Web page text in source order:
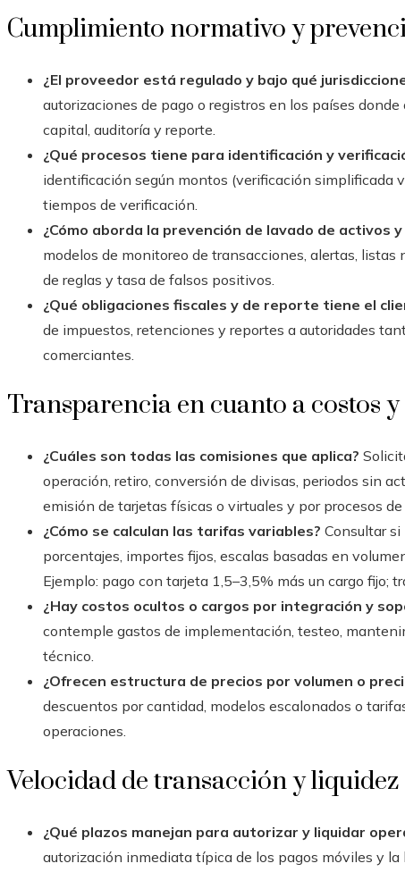
Cumplimiento normativo y
¿El proveedor está regulado y bajo qué
autorizaciones de pago o registros en los países
capital, auditoría y reporte.
¿Qué procesos tiene para identificación y
identificación según montos (verificación simplificada
tiempos de verificación.
¿Cómo aborda la prevención de lavado de activos
modelos de monitoreo de transacciones, alertas,
de reglas y tasa de falsos positivos.
¿Qué obligaciones fiscales y de reporte tiene el
de impuestos, retenciones y reportes a autoridades
comerciantes.
Transparencia en cuanto a costos
¿Cuáles son todas las comisiones que aplica?
operación, retiro, conversión de divisas, periodos sin
emisión de tarjetas físicas o virtuales y por procesos
¿Cómo se calculan las tarifas variables? Consultar
porcentajes, importes fijos, escalas basadas en
Ejemplo: pago con tarjeta 1,5–3,5% más un cargo fijo;
¿Hay costos ocultos o cargos por integración y
contemple gastos de implementación, testeo,
técnico.
¿Ofrecen estructura de precios por volumen o
descuentos por cantidad, modelos escalonados o
operaciones.
Velocidad de transacción y liquidez
¿Qué plazos manejan para autorizar y liquidar
autorización inmediata típica de los pagos móviles y